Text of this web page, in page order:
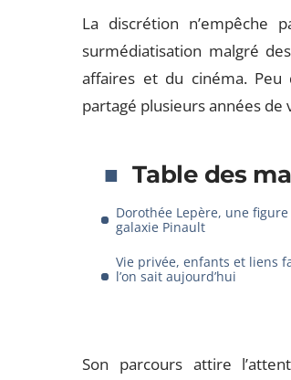
La discrétion n’empêche
surmédiatisation malgré
affaires et du cinéma. Peu
partagé plusieurs années de
Table des
Dorothée Lepère, une
galaxie Pinault
Vie privée, enfants et liens
l’on sait aujourd’hui
Son parcours attire